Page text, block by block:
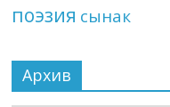
поэзия сынак
Архив